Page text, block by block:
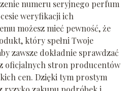
numeru seryjnego perfum
weryfikacji ich
możesz mieć pewność, że
który spełni Twoje
zawsze dokładnie sprawdzać
oficjalnych stron producentów
cen. Dzięki tym prostym